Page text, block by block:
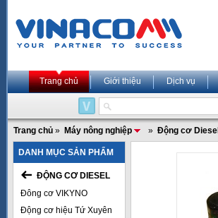
Trang chủ Giới thiệu Dịch vụ
Trang chủ » Máy nông nghiệp » Động cơ Diesel
DANH MỤC SẢN PHẨM
ĐỘNG CƠ DIESEL
Đông cơ VIKYNO
Động cơ hiệu Tứ Xuyên